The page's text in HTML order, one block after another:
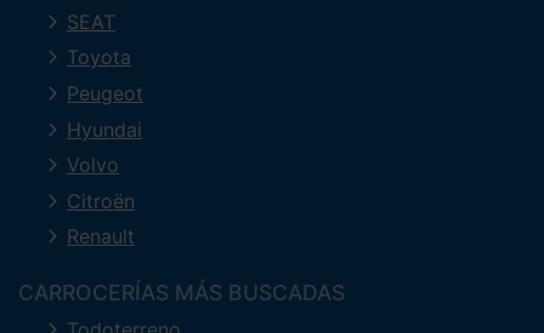
SEAT
Toyota
Peugeot
Hyundai
Volvo
Citroën
Renault
CARROCERÍAS MÁS BUSCADAS